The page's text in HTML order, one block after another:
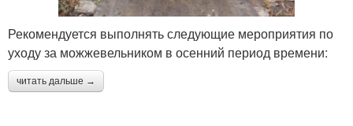
Рекомендуется выполнять следующие мероприятия по
уходу за можжевельником в осенний период времени:
читать дальше →